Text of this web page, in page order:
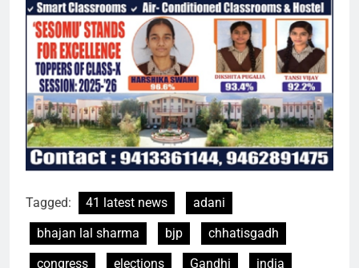
Tagged: 41 latest news
adani
bhajan lal sharma
bjp
chhatisgadh
congress
elections Gandhi india